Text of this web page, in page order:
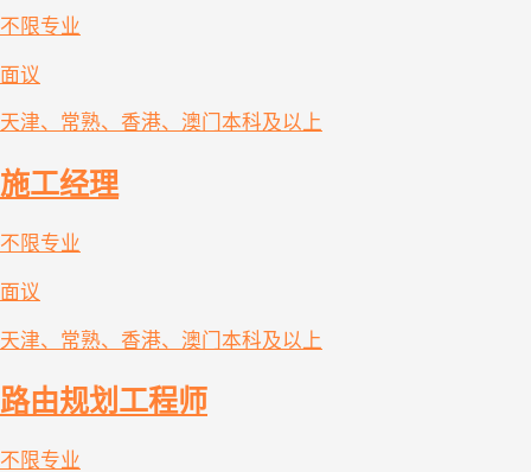
不限专业
面议
天津、常熟、香港、澳门本科及以上
施工经理
不限专业
面议
天津、常熟、香港、澳门本科及以上
路由规划工程师
不限专业